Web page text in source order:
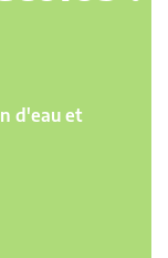
d'eau et